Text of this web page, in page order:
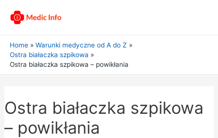
Home
Warunki medyczne od A do Z
Ostra białaczka szpikowa
Ostra białaczka szpikowa – powikłania
Ostra białaczka szpikowa
– powikłania